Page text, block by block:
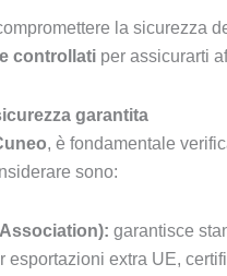
la sicurezza
controllati per assicurarti
garantita
, è fondamentale
sono:
garantisce
esportazioni extra UE,